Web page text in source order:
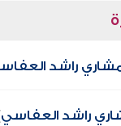
راشد
راشد العفاسي